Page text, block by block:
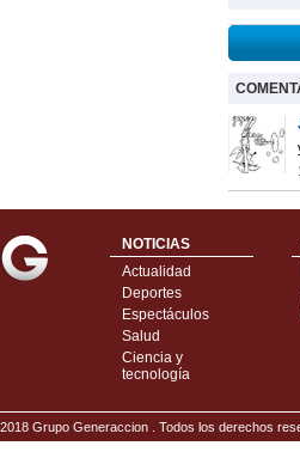
NOTICIAS
Actualidad
Deportes
Espectáculos
Salud
Ciencia y
tecnología
2018 Grupo Generaccion . Todos los derechos